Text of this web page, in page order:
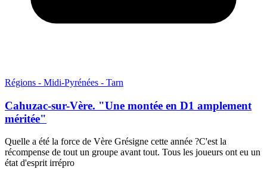
Régions - Midi-Pyrénées - Tarn
Cahuzac-sur-Vère. "Une montée en D1 amplement
méritée"
Quelle a été la force de Vère Grésigne cette année ?C'est la
récompense de tout un groupe avant tout. Tous les joueurs ont eu un
état d'esprit irrépro